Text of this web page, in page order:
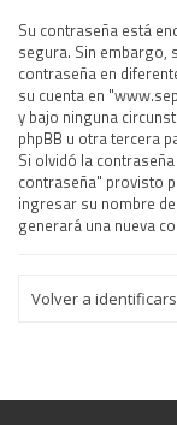
Su contraseña está
segura. Sin embargo,
contraseña en
su cuenta en
y bajo ninguna
phpBB u otra tercera
Si olvidó la
contraseña" provisto
ingresar su nombre
generará una nueva
Volver a